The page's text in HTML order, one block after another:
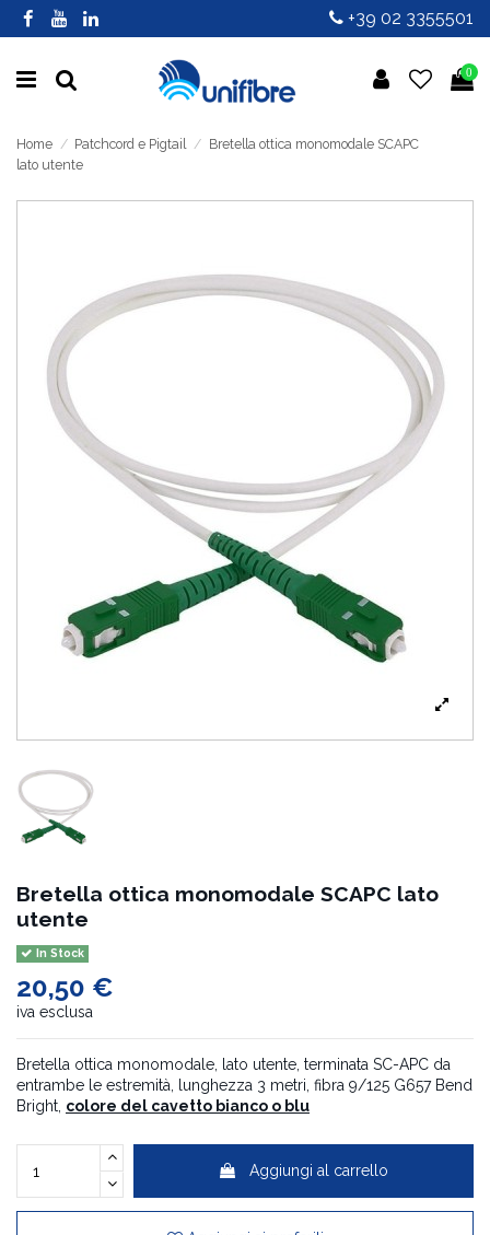
+39 02 3355501
0
Home Patchcord e Pigtail
Bretella ottica monomodale SCAPC
lato utente
Bretella ottica monomodale SCAPC lato
utente
In Stock
20,50 €
iva esclusa
Bretella ottica monomodale, lato utente, terminata SC-APC da
entrambe le estremità, lunghezza 3 metri, fibra 9/125 G657 Bend
Bright, colore del cavetto bianco o blu
Aggiungi al carrello